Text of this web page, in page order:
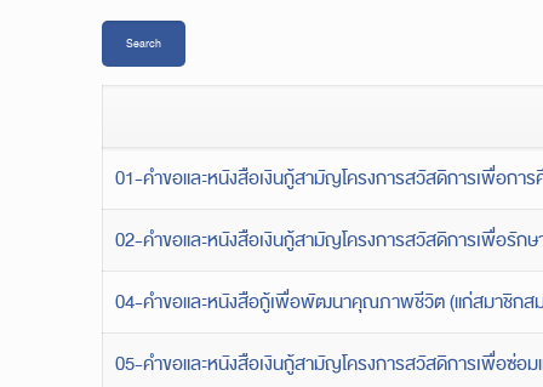
01-คำขอและหนังสือเงินกู้สามัญโครงการสวัสดิการเพื่อกา
02-คำขอและหนังสือเงินกู้สามัญโครงการสวัสดิการเพื่อรัก
04-คำขอและหนังสือกู้เพื่อพัฒนาคุณภาพชีวิต (แก่สมาชิกส
05-คำขอและหนังสือเงินกู้สามัญโครงการสวัสดิการเพื่อซ่อ